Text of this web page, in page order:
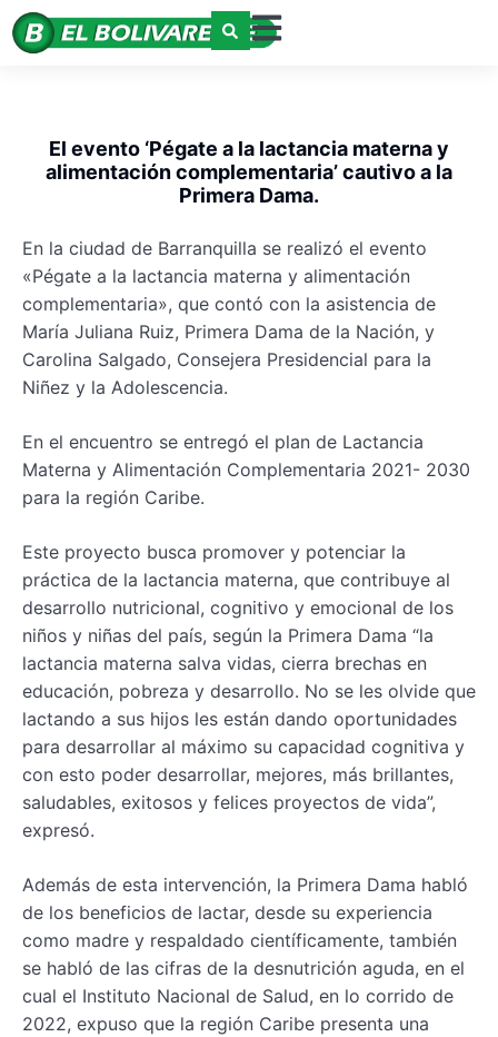
El evento ‘Pégate a la lactancia materna y
alimentación complementaria’ cautivo a la
Primera Dama.
En la ciudad de Barranquilla se realizó el evento
«Pégate a la lactancia materna y alimentación
complementaria», que contó con la asistencia de
María Juliana Ruiz, Primera Dama de la Nación, y
Carolina Salgado, Consejera Presidencial para la
Niñez y la Adolescencia.
En el encuentro se entregó el plan de Lactancia
Materna y Alimentación Complementaria 2021- 2030
para la región Caribe.
Este proyecto busca promover y potenciar la
práctica de la lactancia materna, que contribuye al
desarrollo nutricional, cognitivo y emocional de los
niños y niñas del país, según la Primera Dama “la
lactancia materna salva vidas, cierra brechas en
educación, pobreza y desarrollo. No se les olvide que
lactando a sus hijos les están dando oportunidades
para desarrollar al máximo su capacidad cognitiva y
con esto poder desarrollar, mejores, más brillantes,
saludables, exitosos y felices proyectos de vida”,
expresó.
Además de esta intervención, la Primera Dama habló
de los beneficios de lactar, desde su experiencia
como madre y respaldado científicamente, también
se habló de las cifras de la desnutrición aguda, en el
cual el Instituto Nacional de Salud, en lo corrido de
2022, expuso que la región Caribe presenta una